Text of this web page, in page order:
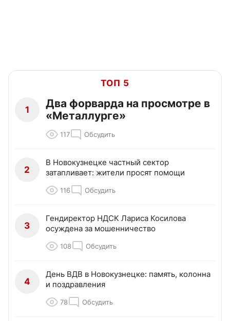
ТОП 5
1
Два форварда на просмотре в
«Металлурге»
117 Обсудить
2
В Новокузнецке частный сектор
затапливает: жители просят помощи
116 Обсудить
3
Гендиректор НДСК Лариса Косилова
осуждена за мошенничество
108 Обсудить
4
День ВДВ в Новокузнецке: память, колонна
и поздравления
78 Обсудить